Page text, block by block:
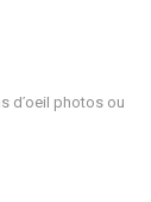
d’oeil photos ou